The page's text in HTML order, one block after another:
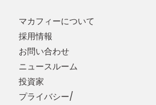
マカフィーについて
採用情報
お問い合わせ
ニュースルーム
投資家
プライバシー/